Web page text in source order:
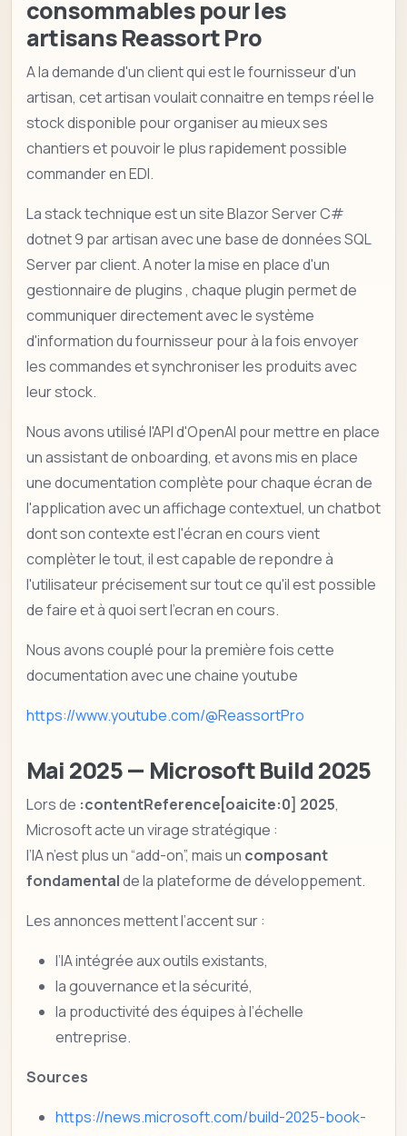
consommables pour les
artisansReassort Pro
A la demande d'un client qui est le fournisseur d'un
artisan, cet artisan voulait connaitre en temps réel le
stock disponible pour organiser au mieux ses
chantiers et pouvoir le plus rapidement possible
commander en EDI.
La stack technique est un site Blazor Server C#
dotnet 9 par artisan avec une base de données SQL
Server par client. A noter la mise en place d'un
gestionnaire de plugins , chaque plugin permet de
communiquer directement avec le système
d'information du fournisseur pour à la fois envoyer
les commandes et synchroniser les produits avec
leur stock.
Nous avons utilisé l'API d'OpenAI pour mettre en place
un assistant de onboarding, et avons mis en place
une documentation complète pour chaque écran de
l'application avec un affichage contextuel, un chatbot
dont son contexte est l'écran en cours vient
complèter le tout, il est capable de repondre à
l'utilisateur précisement sur tout ce qu'il est possible
de faire et à quoi sert l'ecran en cours.
Nous avons couplé pour la première fois cette
documentation avec une chaine youtube
https://www.youtube.com/@ReassortPro
Mai 2025 — Microsoft Build 2025
Lors de :contentReference[oaicite:0] 2025,
Microsoft acte un virage stratégique :
l’IA n’est plus un “add-on”, mais un composant
fondamentalde la plateforme de développement.
Les annonces mettent l’accent sur :
l’IA intégrée aux outils existants,
la gouvernance et la sécurité,
la productivité des équipes à l’échelle
entreprise.
Sources
https://news.microsoft.com/build-2025-book-